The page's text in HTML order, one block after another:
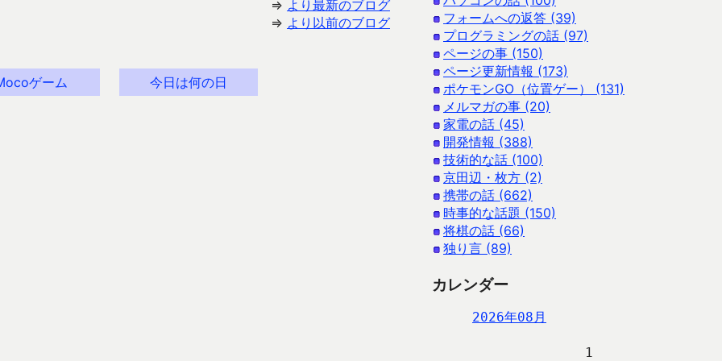
⇒ より最新のブログ
⇒ より以前のブログ
ゲーム 今日は何の日
フォームへの返答 (39)
プログラミングの話 (97)
ページの事 (150)
ページ更新情報 (173)
ポケモンGO（位置ゲー） (131)
メルマガの事 (20)
家電の話 (45)
開発情報 (388)
技術的な話 (100)
京田辺・枚方 (2)
携帯の話 (662)
時事的な話題 (150)
将棋の話 (66)
独り言 (89)
カレンダー
2026年08月
                   1